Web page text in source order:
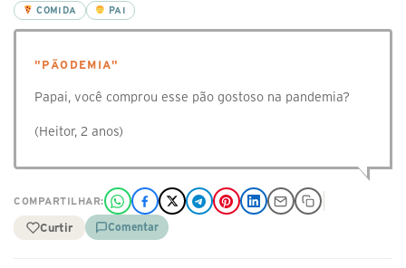
COMIDA PAI
"PÃODEMIA"
Papai, você comprou esse pão gostoso na pandemia?
(Heitor, 2 anos)
COMPARTILHAR:
Curtir Comentar